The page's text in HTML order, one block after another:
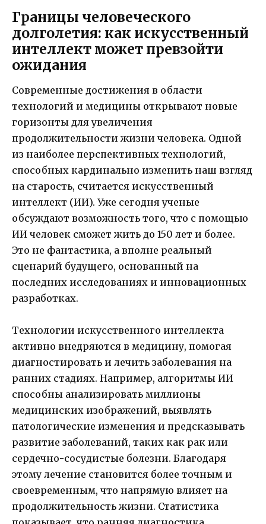
Границы человеческого
долголетия: как искусственный
интеллект может превзойти
ожидания
Современные достижения в области
технологий и медицины открывают новые
горизонты для увеличения
продолжительности жизни человека. Одной
из наиболее перспективных технологий,
способных кардинально изменить наш взгляд
на старость, считается искусственный
интеллект (ИИ). Уже сегодня ученые
обсуждают возможность того, что с помощью
ИИ человек сможет жить до 150 лет и более.
Это не фантастика, а вполне реальный
сценарий будущего, основанный на
последних исследованиях и инновационных
разработках.
Технологии искусственного интеллекта
активно внедряются в медицину, помогая
диагностировать и лечить заболевания на
ранних стадиях. Например, алгоритмы ИИ
способны анализировать миллионы
медицинских изображений, выявлять
патологические изменения и предсказывать
развитие заболеваний, таких как рак или
сердечно-сосудистые болезни. Благодаря
этому лечение становится более точным и
своевременным, что напрямую влияет на
продолжительность жизни. Статистика